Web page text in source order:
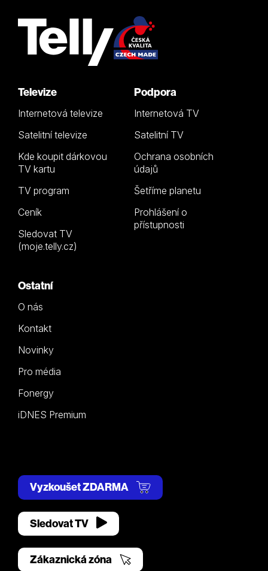
Televize
Internetová televize
Satelitní televize
Kde koupit dárkovou
TV kartu
TV program
Ceník
Sledovat TV
(moje.telly.cz)
Podpora
Internetová TV
Satelitní TV
Ochrana osobních
údajů
Šetříme planetu
Prohlášení o
přístupnosti
Ostatní
O nás
Kontakt
Novinky
Pro média
Fonergy
iDNES Premium
Vyzkoušet ZDARMA
Sledovat TV
Zákaznická zóna